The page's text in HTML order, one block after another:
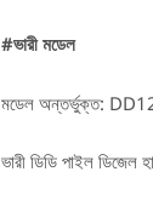
#ভারী মডেল
মডেল অন্তর্ভুক্ত:
ভারী ডিডি পাইল ডিজেল